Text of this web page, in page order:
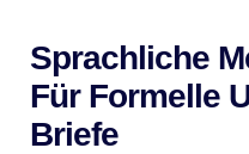
Sprachliche
Für Formelle
Briefe